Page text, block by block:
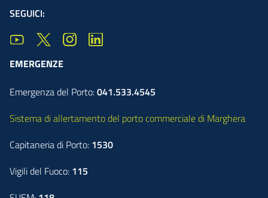
SEGUICI:
EMERGENZE
Emergenza del Porto:041.533.4545
Sistema di allertamento del porto commerciale di Marghera
Capitaneria di Porto: 1530
Vigili del Fuoco: 115